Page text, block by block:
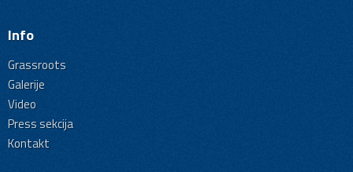
Info
Grassroots
Galerije
Video
Press sekcija
Kontakt